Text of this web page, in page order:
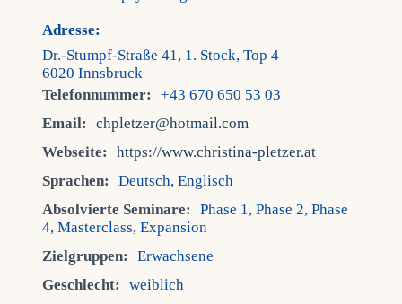
Adresse:
Dr.-Stumpf-Straße 41, 1. Stock, Top 4
6020 Innsbruck
Telefonnummer:
+43 670 650 53 03
Email:
chpletzer@hotmail.com
Webseite:
https://www.christina-pletzer.at
Sprachen:
Deutsch, Englisch
Absolvierte Seminare:
Phase 1, Phase 2, Phase
4, Masterclass, Expansion
Zielgruppen:
Erwachsene
Geschlecht:
weiblich